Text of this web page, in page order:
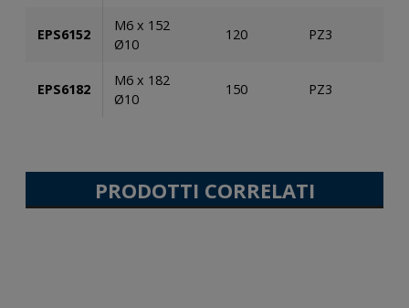
EPS6152
M6 x 152
Ø10
120 PZ3
EPS6182
M6 x 182
Ø10
150 PZ3
PRODOTTI CORRELATI